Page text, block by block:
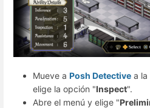
Mueve a Posh Detective a la
elige la opción "Inspect".
Abre el menú y elige "